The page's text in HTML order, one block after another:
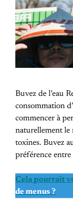
Buvez de l’eau
consommation
commencer à
naturellement le
toxines. Buvez
préférence entre
Cela pourrait
de menus ?